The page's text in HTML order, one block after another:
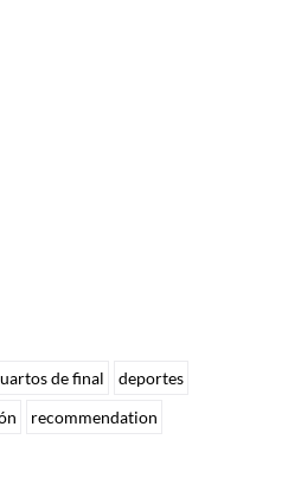
de final
deportes
recommendation